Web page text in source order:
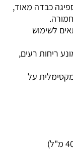
כבדה מאוד,
לשימוש
ריחות רעים,
על